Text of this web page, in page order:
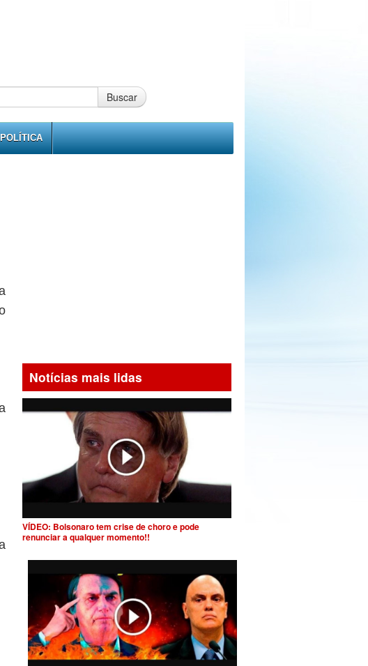
Buscar
POLÍTICA
Notícias mais lidas
VÍDEO: Bolsonaro tem crise de choro e pode
renunciar a qualquer momento!!